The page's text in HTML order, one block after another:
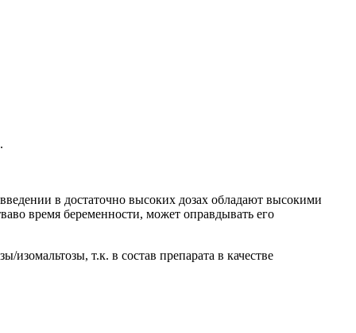
в достаточно высоких дозах обладают высокими
время беременности, может оправдывать его
т.к. в состав препарата в качестве